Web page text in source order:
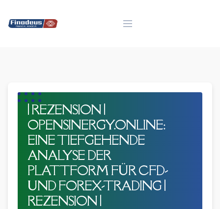
content
| REZENSION |
OPENSINERGY.ONLINE:
EINE TIEFGEHENDE
ANALYSE DER
PLATTFORM FÜR CFD-
UND FOREX-TRADING |
REZENSION |